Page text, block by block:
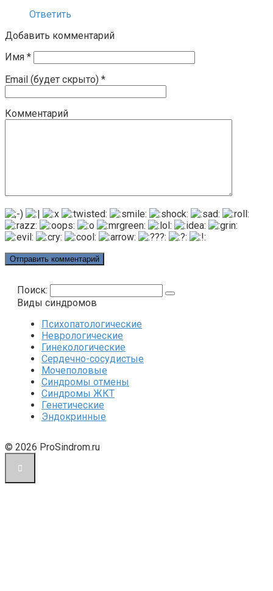
Ответить
Добавить комментарий
Имя *
Email (будет скрыто) *
Комментарий
Поиск:
Виды синдромов
Психопатологические
Неврологические
Гинекологические
Сердечно-сосудистые
Мочеполовые
Синдромы отмены
Синдромы ЖКТ
Генетические
Эндокринные
© 2026 ProSindrom.ru